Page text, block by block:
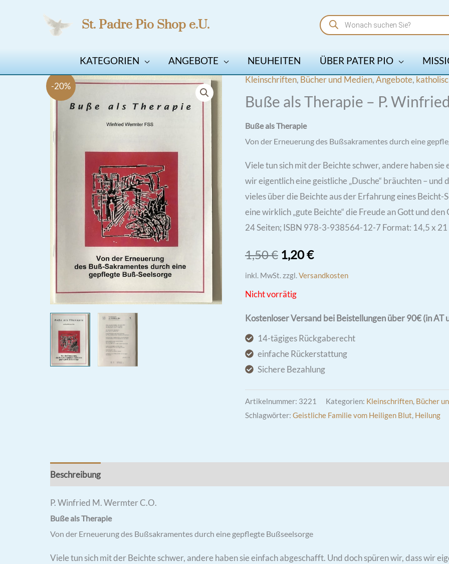
St. Padre Pio Shop e.U.
Products
search
KATEGORIEN ANGEBOTE NEUHEITEN ÜBER PATER PIO
-20%
Kleinschriften, Bücher und Medien,Angebote,
Buße als Therapie – P.
Buße als Therapie
Von der Erneuerung des Bußsakramentes durch eine
Viele tun sich mit der Beichte schwer, andere haben
wir eigentlich eine geistliche „Dusche“ bräuchten –
vieles über die Beichte aus der Erfahrung eines Beicht-
eine wirklich „gute Beichte“ die Freude an Gott und
24 Seiten; ISBN 978-3-938564-12-7 Format: 14,5 x 21
1,50€ Ursprünglicher
Preis
war:
1,50 €
1,20€Aktueller
Preis
1,20 €.
inkl. MwSt.zzgl.Versandkosten
Nicht vorrätig
Kostenloser Versand bei Beistellungen über 90€ (in AT
14-tägiges Rückgaberecht
einfache Rückerstattung
Sichere Bezahlung
Artikelnummer: 3221 Kategorien: Kleinschriften, Bücher
Schlagwörter: Geistliche Familie vom Heiligen Blut, Heilung
Beschreibung
P. Winfried M. Wermter C.O.
Buße als Therapie
Von der Erneuerung des Bußsakramentes durch eine gepflegte Bußseelsorge
Viele tun sich mit der Beichte schwer, andere haben sie einfach abgeschafft. Und doch spüren wir, dass wir